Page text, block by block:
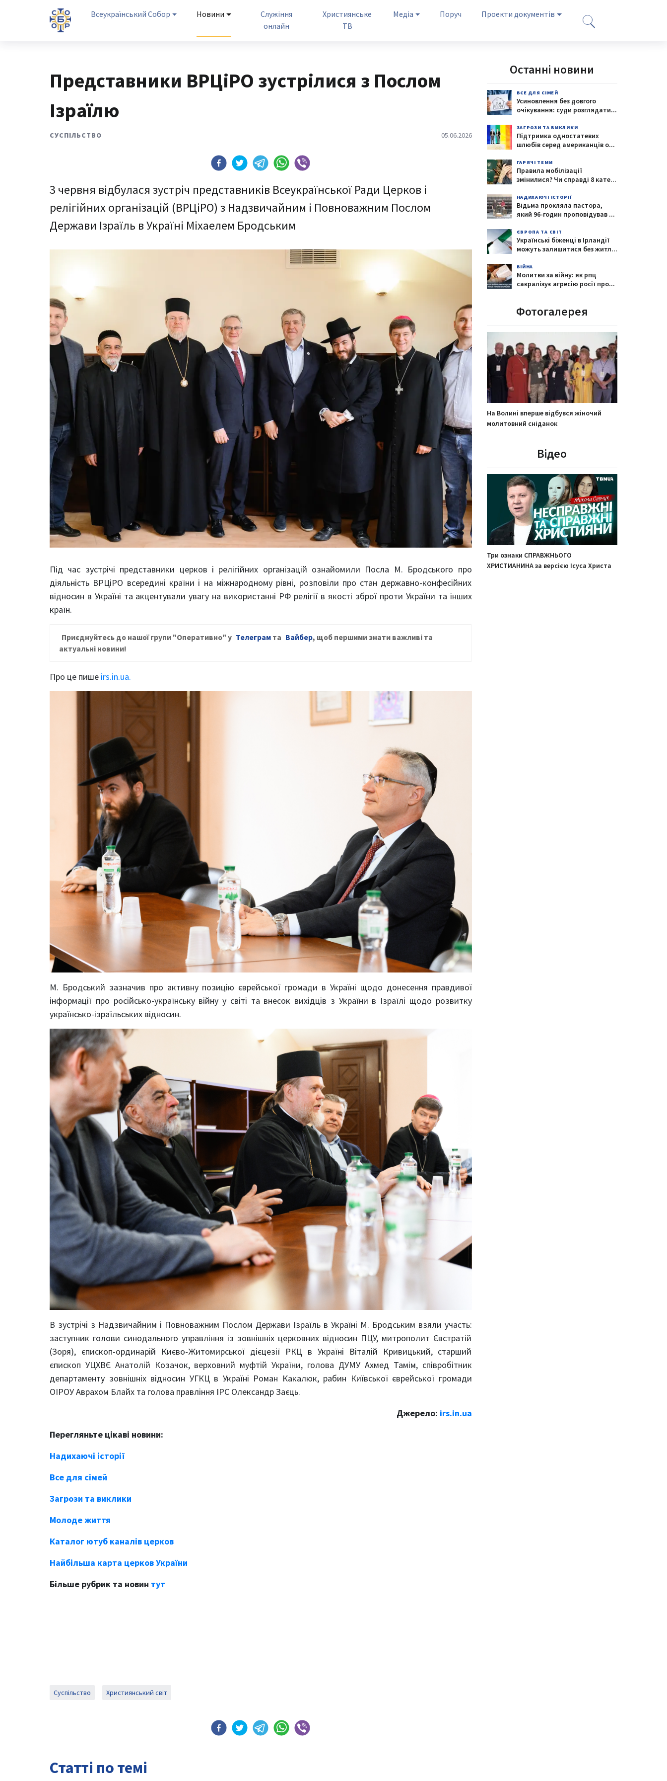
Всеукраїнський Собор Новини
Служіння
онлайн
Християнське
ТВ
Медіа Поруч Проекти документів
Представники ВРЦіРО зустрілися з Послом
Ізраїлю
СУСПІЛЬСТВО 05.06.2026
3 червня відбулася зустріч представників Всеукраїнської Ради Церков і
релігійних організацій (ВРЦіРО) з Надзвичайним і Повноважним Послом
Держави Ізраїль в Україні Міхаелем Бродським
Під час зустрічі представники церков і релігійних організацій ознайомили Посла М. Бродського про
діяльність ВРЦіРО всередині країни і на міжнародному рівні, розповіли про стан державно-конфесійних
відносин в Україні та акцентували увагу на використанні РФ релігії в якості зброї проти України та інших
країн.
Приєднуйтесь до нашої групи "Оперативно" у Телеграм та Вайбер, щоб першими знати важливі та
актуальні новини!
Про це пише irs.in.ua.
М. Бродський зазначив про активну позицію єврейської громади в Україні щодо донесення правдивої
інформації про російсько-українську війну у світі та внесок вихідців з України в Ізраїлі щодо розвитку
українсько-ізраїльських відносин.
В зустрічі з Надзвичайним і Повноважним Послом Держави Ізраїль в Україні М. Бродським взяли участь:
заступник голови синодального управління із зовнішніх церковних відносин ПЦУ, митрополит Євстратій
(Зоря), єпископ-ординарій Києво-Житомирської дієцезії РКЦ в Україні Віталій Кривицький, старший
єпископ УЦХВЄ Анатолій Козачок, верховний муфтій України, голова ДУМУ Ахмед Тамім, співробітник
департаменту зовнішніх відносин УГКЦ в Україні Роман Какалюк, рабин Київської єврейської громади
ОІРОУ Аврахом Блайх та голова правління ІРС Олександр Заєць.
Джерело: irs.in.ua
Перегляньте цікаві новини:
Надихаючі історії
Все для сімей
Загрози та виклики
Молоде життя
Каталог ютуб каналів церков
Найбільша карта церков України
Більше рубрик та новин тут
Суспільство Християнський світ
Статті по темі
Останні новини
ВСЕ ДЛЯ СІМЕЙ
Усиновлення без довгого
очікування: суди розглядати...
ЗАГРОЗИ ТА ВИКЛИКИ
Підтримка одностатевих
шлюбів серед американців о...
ГАРЯЧІ ТЕМИ
Правила мобілізації
змінилися? Чи справді 8 кате...
НАДИХАЮЧІ ІСТОРІЇ
Відьма прокляла пастора,
який 96-годин проповідував ...
ЄВРОПА ТА СВІТ
Українські біженці в Ірландії
можуть залишитися без житл...
ВІЙНА
Молитви за війну: як рпц
сакралізує агресію росії про...
Фотогалерея
На Волині вперше відбувся жіночий
молитовний сніданок
Відео
Три ознаки СПРАВЖНЬОГО
ХРИСТИАНИНА за версією Ісуса Христа